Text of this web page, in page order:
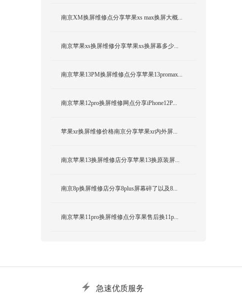
南京XM换屏维修点分享苹果xs max换屏大概...
南京苹果xs换屏维修分享苹果xs换屏幕多少...
南京苹果13PM换屏维修点分享苹果13promax...
南京苹果12pro换屏维修网点分享iPhone12P...
苹果xr换屏维修价格南京分享苹果xr内外屏...
南京苹果13换屏维修店分享苹果13换原装屏...
南京8p换屏维修店分享8plus屏幕碎了以及8...
南京苹果11pro换屏维修点分享果售后换11p...
急速优质服务